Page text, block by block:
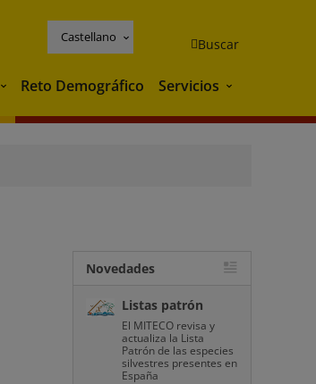
Castellano Buscar
Medio Ambiente
Reto Demográfico Servicios Servicios
Novedades
Listas patrón
El MITECO revisa y
actualiza la Lista
Patrón de las especies
silvestres presentes en
España